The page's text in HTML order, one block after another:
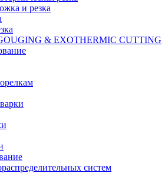
и резка
& EXOTHERMIC CUTTING
систем